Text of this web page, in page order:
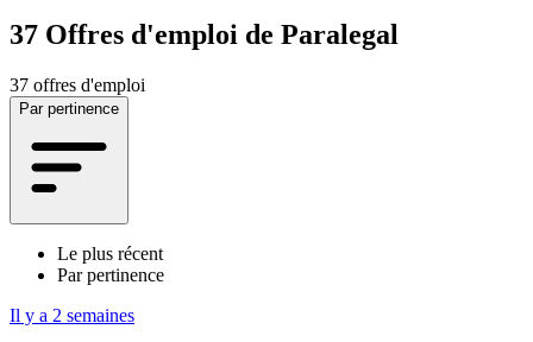
37 Offres d'emploi de Paralegal
37 offres d'emploi
Par pertinence
Le plus récent
Par pertinence
Il y a 2 semaines